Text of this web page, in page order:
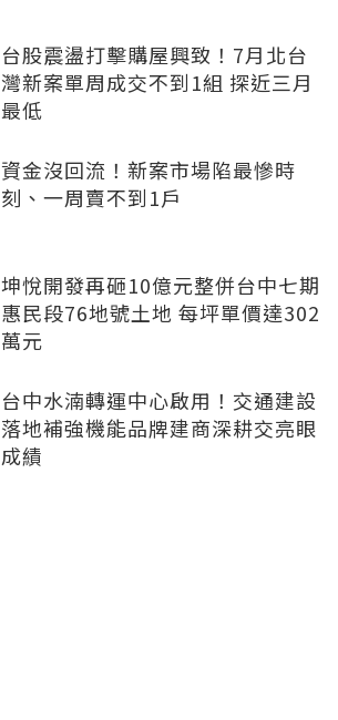
台股震盪打擊購屋興致！7月北台
灣新案單周成交不到1組 探近三月
最低
資金沒回流！新案市場陷最慘時
刻、一周賣不到1戶
坤悅開發再砸10億元整併台中七期
惠民段76地號土地 每坪單價達302
萬元
台中水湳轉運中心啟用！交通建設
落地補強機能品牌建商深耕交亮眼
成績